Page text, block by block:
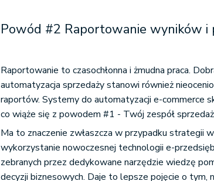
Powód #2 Raportowanie wyników i
Raportowanie to czasochłonna i żmudna praca.
automatyzacja sprzedaży stanowi również
raportów. Systemy do automatyzacji e-commerce
co wiąże się z powodem #1 - Twój zespół
Ma to znaczenie zwłaszcza w przypadku strategii
wykorzystanie nowoczesnej technologii e-
zebranych przez dedykowane narzędzie wiedzę
decyzji biznesowych. Daje to lepsze pojęcie o tym,